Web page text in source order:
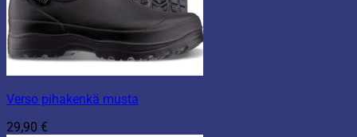
Verso pihakenkä musta
29,90 €